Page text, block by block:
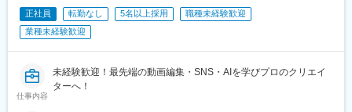
正社員 転勤なし 5名以上採用
職種未経験歓迎
業種未経験歓迎
仕事内容
未経験歓迎！最先端の動画編集・SNS・AIを学びプロのクリエイ
ターへ！